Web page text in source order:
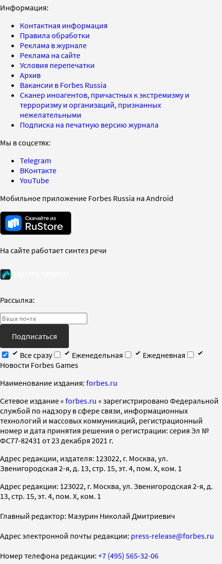
Информация:
Контактная информация
Правила обработки
Реклама в журнале
Реклама на сайте
Условия перепечатки
Архив
Вакансии в Forbes Russia
Сканер иноагентов, причастных к экстремизму и
терроризму и организаций, признанных
нежелательными
Подписка на печатную версию журнала
Мы в соцсетях:
Telegram
ВКонтакте
YouTube
Мобильное приложение Forbes Russia на Android
На сайте работает синтез речи
Рассылка:
Подписаться
Все сразу
Еженедельная
Ежедневная
Новости Forbes Games
Наименование издания: forbes.ru
Cетевое издание « forbes.ru » зарегистрировано Федеральной
службой по надзору в сфере связи, информационных
технологий и массовых коммуникаций, регистрационный
номер и дата принятия решения о регистрации: серия Эл №
ФС77-82431 от 23 декабря 2021 г.
Адрес редакции, издателя: 123022, г. Москва, ул.
Звенигородская 2-я, д. 13, стр. 15, эт. 4, пом. X, ком. 1
Адрес редакции: 123022, г. Москва, ул. Звенигородская 2-я, д.
13, стр. 15, эт. 4, пом. X, ком. 1
Главный редактор: Мазурин Николай Дмитриевич
Адрес электронной почты редакции: press-release@forbes.ru
Номер телефона редакции: +7 (495) 565-32-06